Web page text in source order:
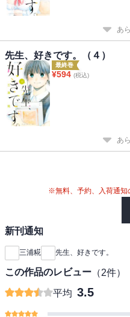
あ
先生、好きです。（４）
最終巻
¥594 (税込)
あ
※無料、予約、入荷通知
新刊通知
三浦糀 先生、好きです。
この作品のレビュー （2件）
平均 3.5